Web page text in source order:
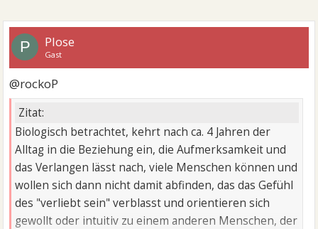
P Plose
Gast
@rockoP
Zitat:
Biologisch betrachtet, kehrt nach ca. 4 Jahren der
Alltag in die Beziehung ein, die Aufmerksamkeit und
das Verlangen lässt nach, viele Menschen können und
wollen sich dann nicht damit abfinden, das das Gefühl
des "verliebt sein" verblasst und orientieren sich
gewollt oder intuitiv zu einem anderen Menschen, der